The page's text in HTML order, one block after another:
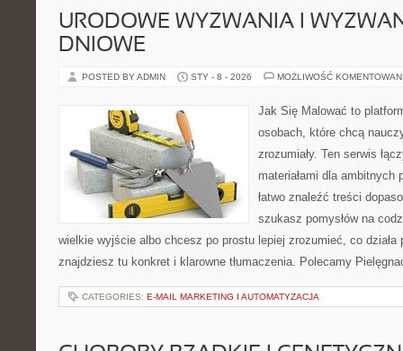
URODOWE WYZWANIA I
DNIOWE
POSTED BY ADMIN STY - 8 - 2026 MOŻLIWOŚĆ
Jak Się Malować to
osobach, które chcą
zrozumiały. Ten serwis
materiałami dla ambitnych
łatwo znaleźć treści
szukasz pomysłów na
wielkie wyjście albo chcesz po prostu lepiej zrozumieć, co działa
znajdziesz tu konkret i klarowne tłumaczenia. Polecamy
CATEGORIES: E-MAIL MARKETING I AUTOMATYZACJA